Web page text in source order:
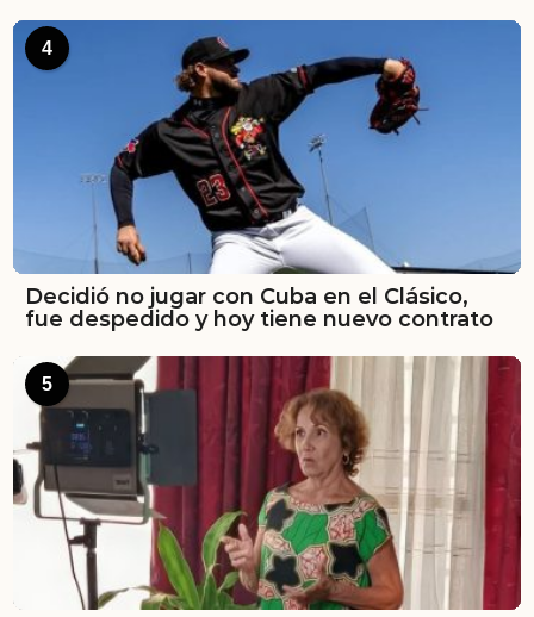
4
Decidió no jugar con Cuba en el Clásico,
fue despedido y hoy tiene nuevo contrato
5